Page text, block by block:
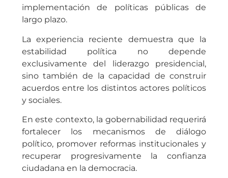
implementación de políticas públicas de
largo plazo.
La experiencia reciente demuestra que la
estabilidad política no depende
exclusivamente del liderazgo presidencial,
sino también de la capacidad de construir
acuerdos entre los distintos actores políticos
y sociales.
En este contexto, la gobernabilidad requerirá
fortalecer los mecanismos de diálogo
político, promover reformas institucionales y
recuperar progresivamente la confianza
ciudadana en la democracia.